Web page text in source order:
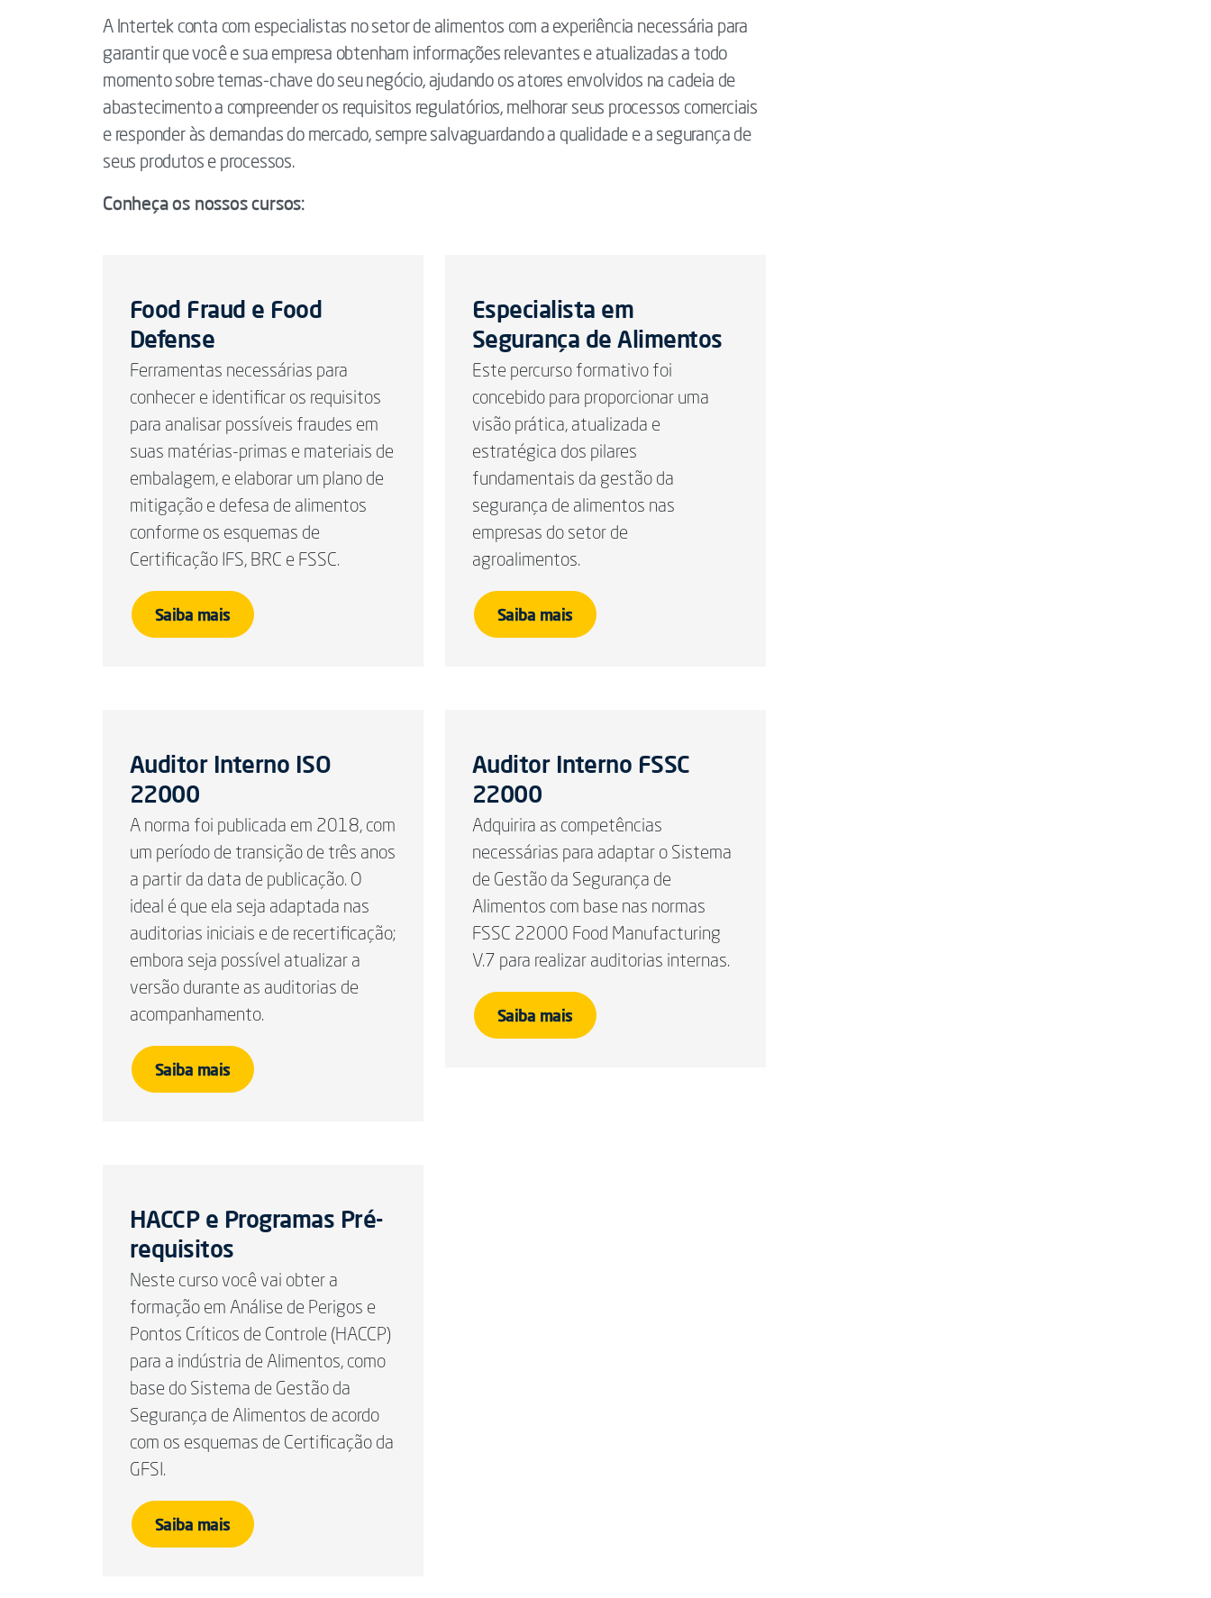
A Intertek conta com especialistas no setor de alimentos com a experiência necessária para
garantir que você e sua empresa obtenham informações relevantes e atualizadas a todo
momento sobre temas-chave do seu negócio, ajudando os atores envolvidos na cadeia de
abastecimento a compreender os requisitos regulatórios, melhorar seus processos comerciais
e responder às demandas do mercado, sempre salvaguardando a qualidade e a segurança de
seus produtos e processos.
Conheça os nossos cursos:
Food Fraud e Food
Defense
Ferramentas necessárias para
conhecer e identificar os requisitos
para analisar possíveis fraudes em
suas matérias-primas e materiais de
embalagem, e elaborar um plano de
mitigação e defesa de alimentos
conforme os esquemas de
Certificação IFS, BRC e FSSC.
Saiba mais
Especialista em
Segurança de Alimentos
Este percurso formativo foi
concebido para proporcionar uma
visão prática, atualizada e
estratégica dos pilares
fundamentais da gestão da
segurança de alimentos nas
empresas do setor de
agroalimentos.
Saiba mais
Auditor Interno ISO
22000
A norma foi publicada em 2018, com
um período de transição de três anos
a partir da data de publicação. O
ideal é que ela seja adaptada nas
auditorias iniciais e de recertificação;
embora seja possível atualizar a
versão durante as auditorias de
acompanhamento.
Saiba mais
Auditor Interno FSSC
22000
Adquirira as competências
necessárias para adaptar o Sistema
de Gestão da Segurança de
Alimentos com base nas normas
FSSC 22000 Food Manufacturing
V.7 para realizar auditorias internas.
Saiba mais
HACCP e Programas Pré-
requisitos
Neste curso você vai obter a
formação em Análise de Perigos e
Pontos Críticos de Controle (HACCP)
para a indústria de Alimentos, como
base do Sistema de Gestão da
Segurança de Alimentos de acordo
com os esquemas de Certificação da
GFSI.
Saiba mais